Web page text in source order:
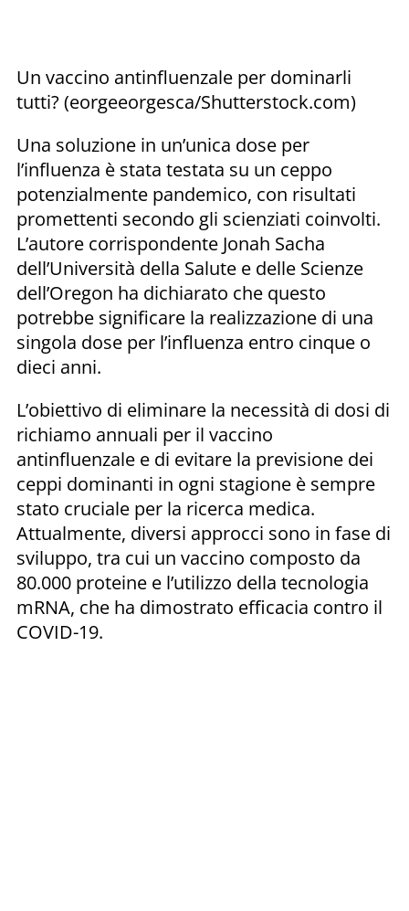
Un vaccino antinfluenzale per dominarli
tutti? (eorgeeorgesca/Shutterstock.com)
Una soluzione in un’unica dose per
l’influenza è stata testata su un ceppo
potenzialmente pandemico, con risultati
promettenti secondo gli scienziati coinvolti.
L’autore corrispondente Jonah Sacha
dell’Università della Salute e delle Scienze
dell’Oregon ha dichiarato che questo
potrebbe significare la realizzazione di una
singola dose per l’influenza entro cinque o
dieci anni.
L’obiettivo di eliminare la necessità di dosi di
richiamo annuali per il vaccino
antinfluenzale e di evitare la previsione dei
ceppi dominanti in ogni stagione è sempre
stato cruciale per la ricerca medica.
Attualmente, diversi approcci sono in fase di
sviluppo, tra cui un vaccino composto da
80.000 proteine e l’utilizzo della tecnologia
mRNA, che ha dimostrato efficacia contro il
COVID-19.